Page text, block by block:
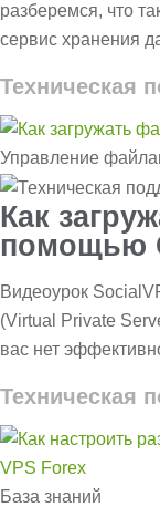
разберемся, что
сервис хранения
Техническая
Управление
Как
помощью
Видеоурок
(Virtual Private
вас нет
Техническая
База знаний